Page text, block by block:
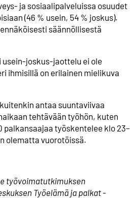
ja sosiaalipalveluissa osuudet
(46 % usein, 54 % joskus).
säännöllisestä
joskus-jaottelu ei ole
ihmisillä on erilainen mielikuva
antaa suuntaviivaa
tehtävään työhön, kuten
palkansaajaa työskentelee klo 23–
olematta vuorotöissä.
työvoimatutkimuksen
Työelämä ja palkat -